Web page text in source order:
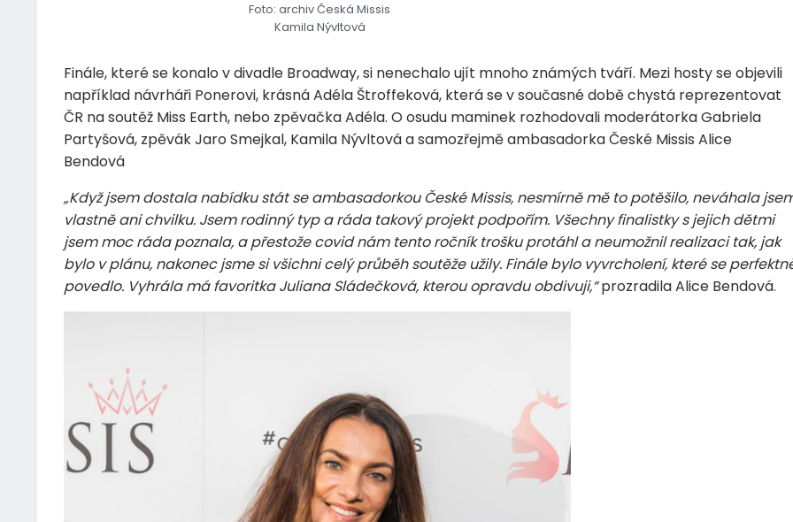
Foto: archiv Česká Missis
Kamila Nývltová
Finále, které se konalo v divadle Broadway, si nenechalo ujít mnoho známých tváří. Mezi hosty se objevili
například návrháři Ponerovi, krásná Adéla Štroffeková, která se v současné době chystá reprezentovat
ČR na soutěž Miss Earth, nebo zpěvačka Adéla. O osudu maminek rozhodovali moderátorka Gabriela
Partyšová, zpěvák Jaro Smejkal, Kamila Nývltová a samozřejmě ambasadorka České Missis Alice
Bendová
„Když jsem dostala nabídku stát se ambasadorkou České Missis, nesmírně mě to potěšilo, neváhala
vlastně ani chvilku. Jsem rodinný typ a ráda takový projekt podpořím. Všechny finalistky s jejich dětmi
jsem moc ráda poznala, a přestože covid nám tento ročník trošku protáhl a neumožnil realizaci tak, jak
bylo v plánu, nakonec jsme si všichni celý průběh soutěže užily. Finále bylo vyvrcholení, které se
povedlo. Vyhrála má favoritka Juliana Sládečková, kterou opravdu obdivuji,“prozradila Alice Bendová.